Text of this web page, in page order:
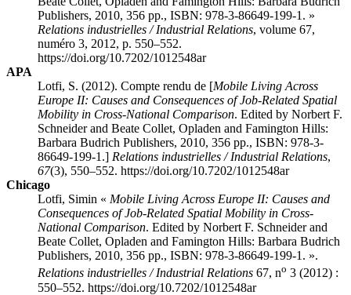
Publishers, 2010, 356 pp., ISBN: 978-3-86649-199-1. »
Relations industrielles / Industrial Relations, volume 67,
numéro 3, 2012, p. 550–552.
https://doi.org/10.7202/1012548ar
APA
Lotfi, S. (2012). Compte rendu de [Mobile Living Across
Europe II: Causes and Consequences of Job-Related Spatial
Mobility in Cross-National Comparison. Edited by Norbert F.
Schneider and Beate Collet, Opladen and Famington Hills:
Barbara Budrich Publishers, 2010, 356 pp., ISBN: 978-3-
86649-199-1.] Relations industrielles / Industrial Relations,
67(3), 550–552. https://doi.org/10.7202/1012548ar
Chicago
Lotfi, Simin « Mobile Living Across Europe II: Causes and
Consequences of Job-Related Spatial Mobility in Cross-
National Comparison. Edited by Norbert F. Schneider and
Beate Collet, Opladen and Famington Hills: Barbara Budrich
Publishers, 2010, 356 pp., ISBN: 978-3-86649-199-1. ».
Relations industrielles / Industrial Relations 67, no 3 (2012) :
550–552. https://doi.org/10.7202/1012548ar